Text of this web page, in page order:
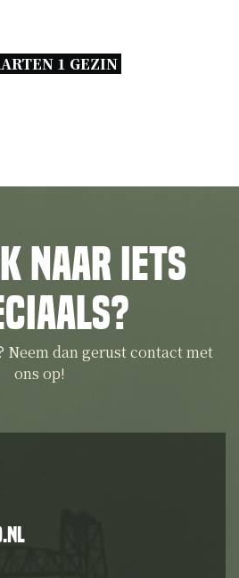
1 GEZIN
naar iets
Neem dan gerust contact met
ons op!